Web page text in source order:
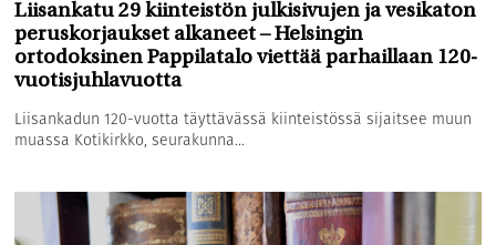
Liisankatu 29 kiinteistön julkisivujen ja vesikaton
peruskorjaukset alkaneet – Helsingin
ortodoksinen Pappilatalo viettää parhaillaan 120-
vuotisjuhlavuotta
Liisankadun 120-vuotta täyttävässä kiinteistössä sijaitsee muun
muassa Kotikirkko, seurakunna...